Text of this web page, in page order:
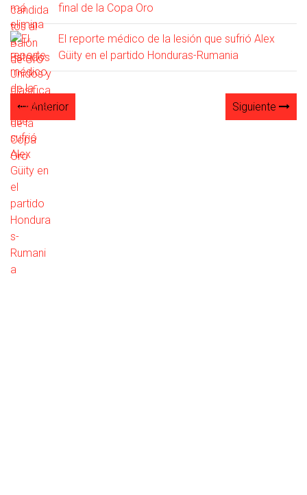
final de la Copa Oro
El reporte médico de la lesión que sufrió Alex
Güity en el partido Honduras-Rumania
Anterior Siguiente